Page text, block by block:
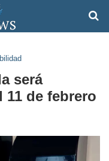
será
de febrero